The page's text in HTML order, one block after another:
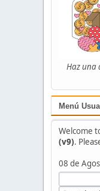
Haz una
Menú
Welcome
(v9).
08 de